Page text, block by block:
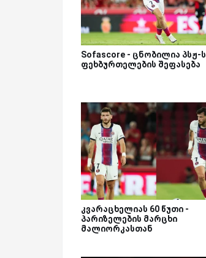
Sofascore - ცნობილია პსჟ-ს
ფეხბურთელების შეფასება
კვარაცხელიას 60 წუთი -
პარიზელების მარცხი
მალიორკასთან